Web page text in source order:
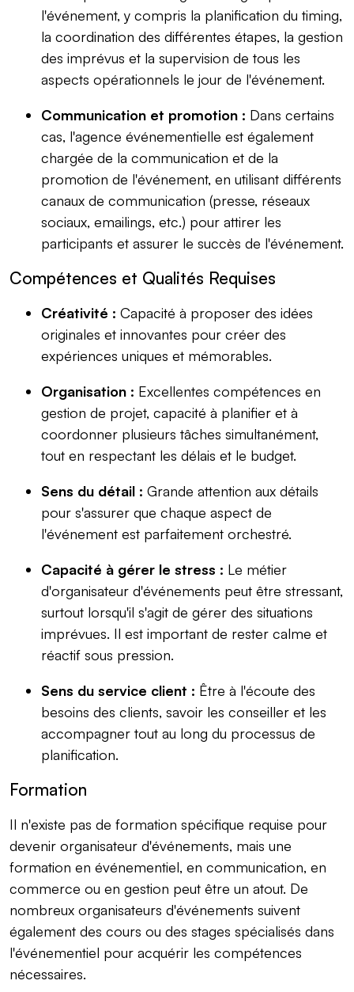
l'événement, y compris la planification du timing,
la coordination des différentes étapes, la gestion
des imprévus et la supervision de tous les
aspects opérationnels le jour de l'événement.
Communication et promotion : Dans certains
cas, l'agence événementielle est également
chargée de la communication et de la
promotion de l'événement, en utilisant différents
canaux de communication (presse, réseaux
sociaux, emailings, etc.) pour attirer les
participants et assurer le succès de l'événement.
Compétences et Qualités Requises
Créativité : Capacité à proposer des idées
originales et innovantes pour créer des
expériences uniques et mémorables.
Organisation : Excellentes compétences en
gestion de projet, capacité à planifier et à
coordonner plusieurs tâches simultanément,
tout en respectant les délais et le budget.
Sens du détail : Grande attention aux détails
pour s'assurer que chaque aspect de
l'événement est parfaitement orchestré.
Capacité à gérer le stress : Le métier
d'organisateur d'événements peut être stressant,
surtout lorsqu'il s'agit de gérer des situations
imprévues. Il est important de rester calme et
réactif sous pression.
Sens du service client : Être à l'écoute des
besoins des clients, savoir les conseiller et les
accompagner tout au long du processus de
planification.
Formation
Il n'existe pas de formation spécifique requise pour
devenir organisateur d'événements, mais une
formation en événementiel, en communication, en
commerce ou en gestion peut être un atout. De
nombreux organisateurs d'événements suivent
également des cours ou des stages spécialisés dans
l'événementiel pour acquérir les compétences
nécessaires.